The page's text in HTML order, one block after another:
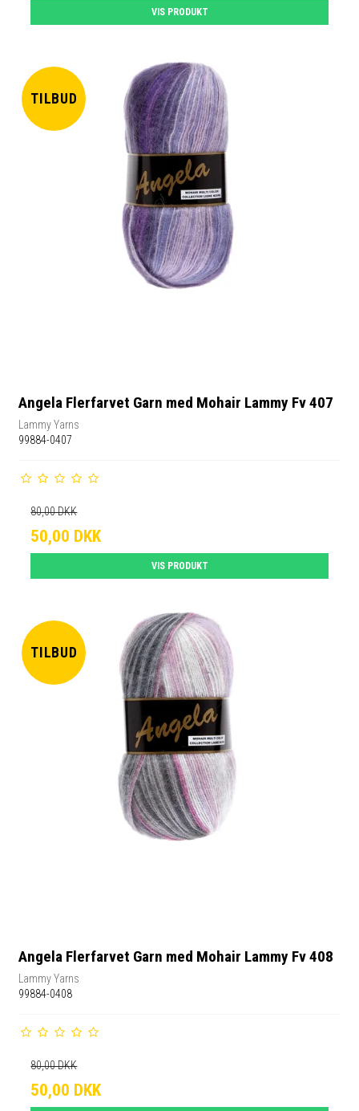
VIS PRODUKT
TILBUD
Angela Flerfarvet Garn med Mohair Lammy Fv 407
Lammy Yarns
99884-0407
80,00 DKK
50,00 DKK
VIS PRODUKT
TILBUD
Angela Flerfarvet Garn med Mohair Lammy Fv 408
Lammy Yarns
99884-0408
80,00 DKK
50,00 DKK